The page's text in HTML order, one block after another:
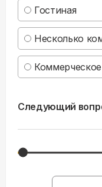
Несколько
Следующий